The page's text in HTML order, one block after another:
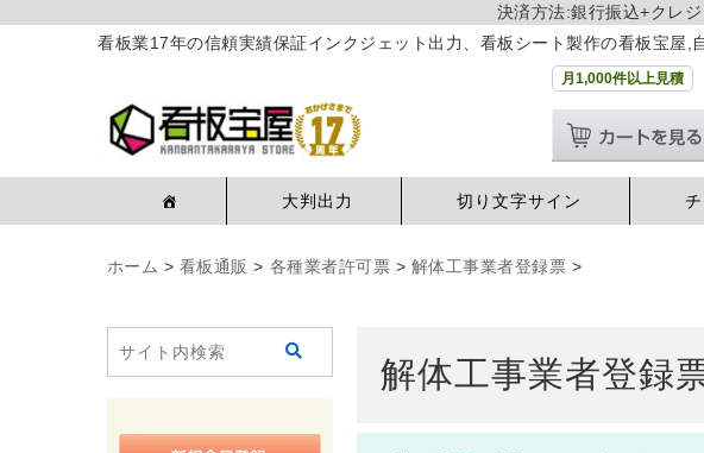
決済方法:銀行振込+クレ
看板業17年の信頼実績保証インクジェット出力、看板シート製作の看板宝屋,
月1,000件以上見積
大判出力 切り文字サイン
ホーム > 看板通販 > 各種業者許可票 > 解体工事業者登録票 >
解体工事業者登録